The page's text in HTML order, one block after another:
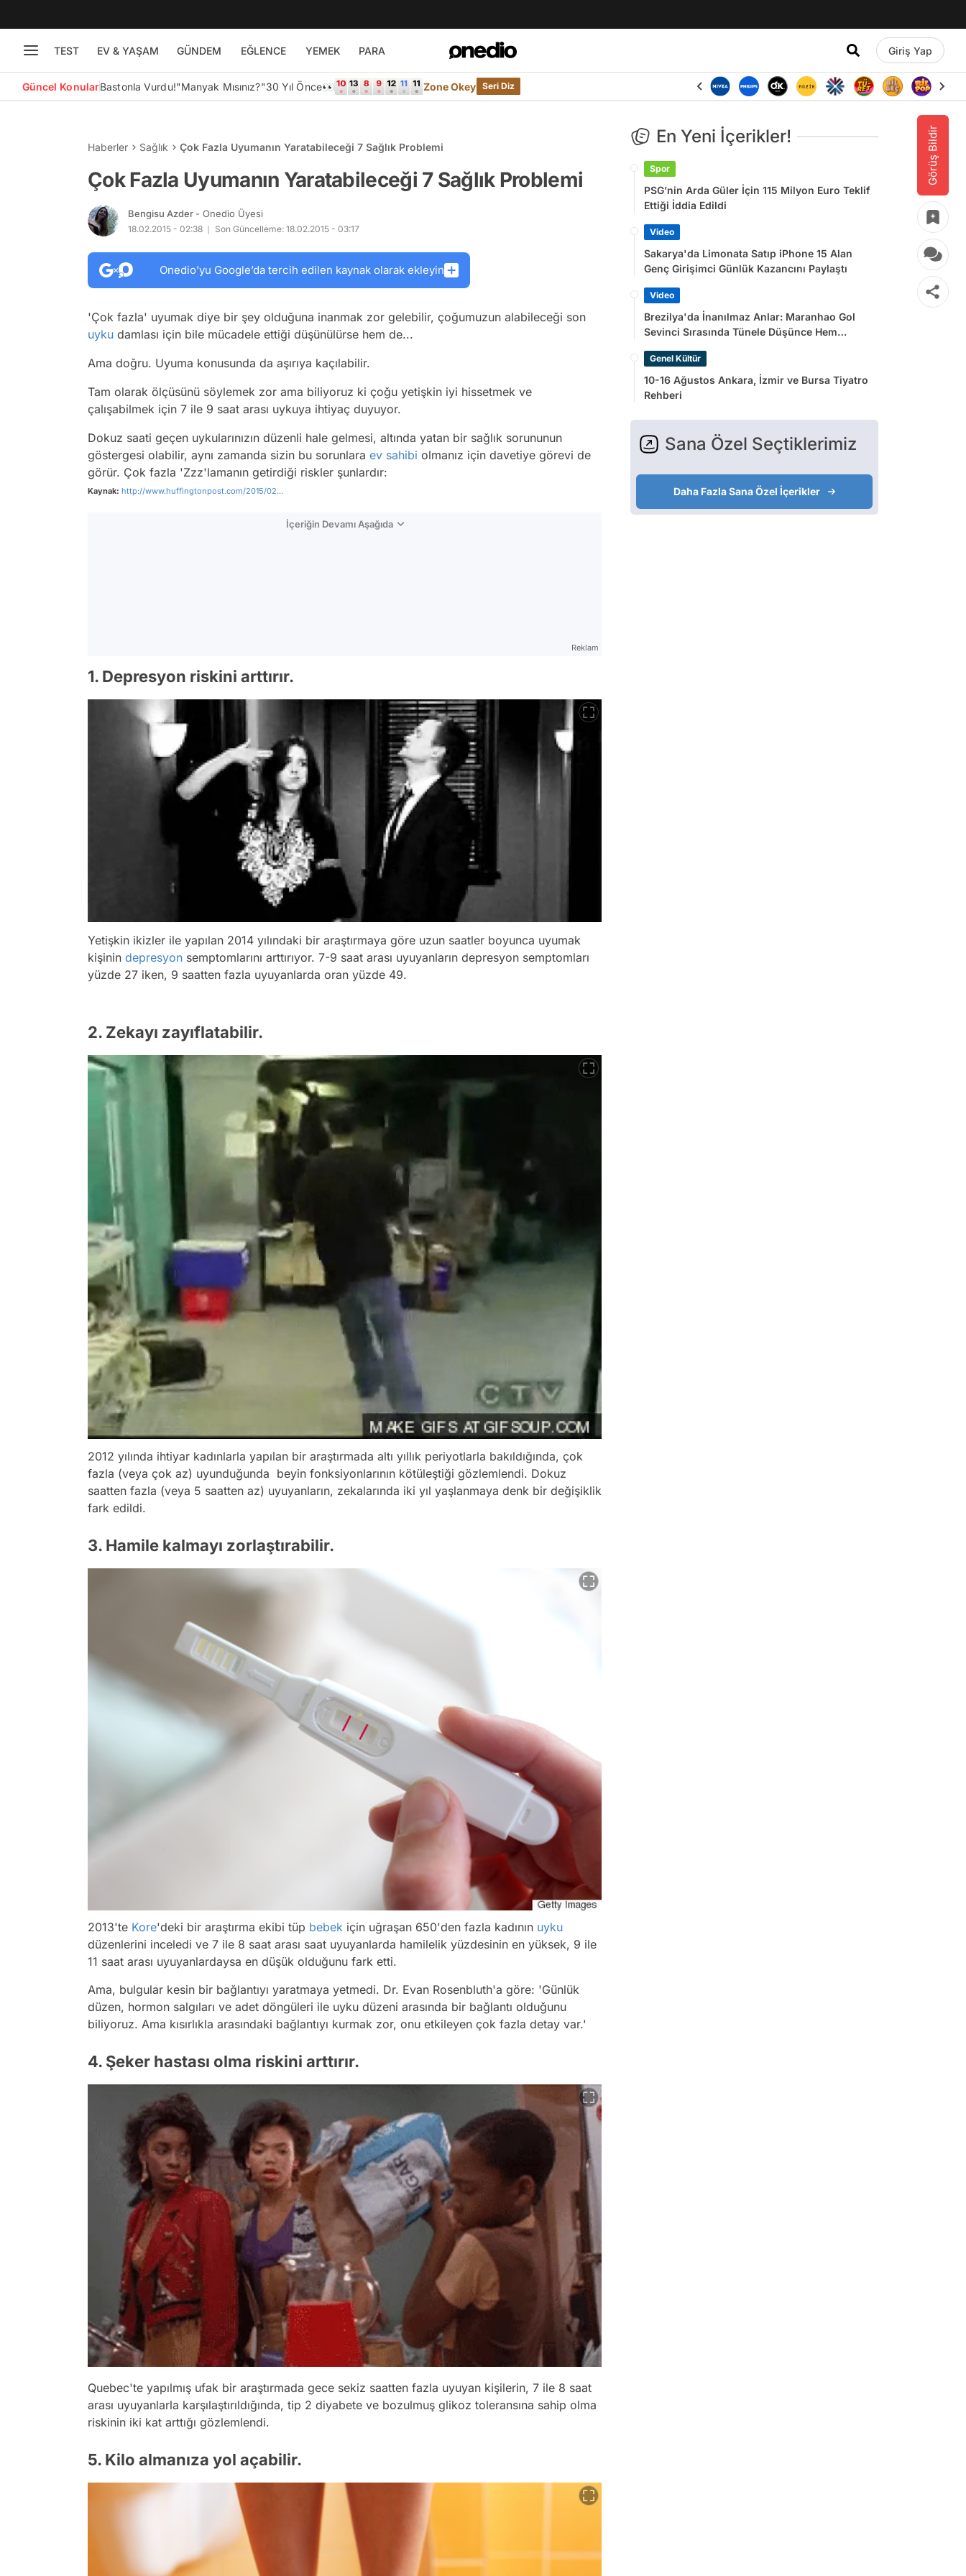
TEST EV & YAŞAM GÜNDEM EĞLENCE YEMEK PARA Giriş Yap
Güncel KonularBastonla Vurdu!"Manyak Mısınız?"30 Yıl Önce👀 Zone Okey Seri Diz
Görüş Bildir
Haberler Sağlık Çok Fazla Uyumanın Yaratabileceği 7 Sağlık Problemi
Çok Fazla Uyumanın Yaratabileceği 7 Sağlık Problemi
Bengisu Azder - Onedio Üyesi
18.02.2015 - 02:38 Son Güncelleme: 18.02.2015 - 03:17
Onedio’yu Google’da tercih edilen kaynak olarak ekleyin
'Çok fazla' uyumak diye bir şey olduğuna inanmak zor gelebilir, çoğumuzun alabileceği son
uyku damlası için bile mücadele ettiği düşünülürse hem de...
Ama doğru. Uyuma konusunda da aşırıya kaçılabilir.
Tam olarak ölçüsünü söylemek zor ama biliyoruz ki çoğu yetişkin iyi hissetmek ve
çalışabilmek için 7 ile 9 saat arası uykuya ihtiyaç duyuyor.
Dokuz saati geçen uykularınızın düzenli hale gelmesi, altında yatan bir sağlık sorununun
göstergesi olabilir, aynı zamanda sizin bu sorunlara ev sahibi olmanız için davetiye görevi de
görür. Çok fazla 'Zzz'lamanın getirdiği riskler şunlardır:
Kaynak: http://www.huffingtonpost.com/2015/02...
İçeriğin Devamı Aşağıda
Reklam
1. Depresyon riskini arttırır.
Yetişkin ikizler ile yapılan 2014 yılındaki bir araştırmaya göre uzun saatler boyunca uyumak
kişinin depresyon semptomlarını arttırıyor. 7-9 saat arası uyuyanların depresyon semptomları
yüzde 27 iken, 9 saatten fazla uyuyanlarda oran yüzde 49.
2. Zekayı zayıflatabilir.
2012 yılında ihtiyar kadınlarla yapılan bir araştırmada altı yıllık periyotlarla bakıldığında, çok
fazla (veya çok az) uyunduğunda beyin fonksiyonlarının kötüleştiği gözlemlendi. Dokuz
saatten fazla (veya 5 saatten az) uyuyanların, zekalarında iki yıl yaşlanmaya denk bir değişiklik
fark edildi.
3. Hamile kalmayı zorlaştırabilir.
2013'te Kore'deki bir araştırma ekibi tüp bebek için uğraşan 650'den fazla kadının uyku
düzenlerini inceledi ve 7 ile 8 saat arası saat uyuyanlarda hamilelik yüzdesinin en yüksek, 9 ile
11 saat arası uyuyanlardaysa en düşük olduğunu fark etti.
Ama, bulgular kesin bir bağlantıyı yaratmaya yetmedi. Dr. Evan Rosenbluth'a göre: 'Günlük
düzen, hormon salgıları ve adet döngüleri ile uyku düzeni arasında bir bağlantı olduğunu
biliyoruz. Ama kısırlıkla arasındaki bağlantıyı kurmak zor, onu etkileyen çok fazla detay var.'
4. Şeker hastası olma riskini arttırır.
Quebec'te yapılmış ufak bir araştırmada gece sekiz saatten fazla uyuyan kişilerin, 7 ile 8 saat
arası uyuyanlarla karşılaştırıldığında, tip 2 diyabete ve bozulmuş glikoz toleransına sahip olma
riskinin iki kat arttığı gözlemlendi.
5. Kilo almanıza yol açabilir.
En Yeni İçerikler!
Spor
PSG’nin Arda Güler İçin 115 Milyon Euro Teklif
Ettiği İddia Edildi
Video
Sakarya'da Limonata Satıp iPhone 15 Alan
Genç Girişimci Günlük Kazancını Paylaştı
Video
Brezilya'da İnanılmaz Anlar: Maranhao Gol
Sevinci Sırasında Tünele Düşünce Hem
Genel Kültür
10-16 Ağustos Ankara, İzmir ve Bursa Tiyatro
Rehberi
Sana Özel Seçtiklerimiz
Daha Fazla Sana Özel İçerikler